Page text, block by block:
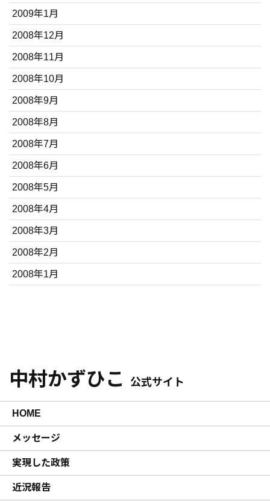
2009年1月
2008年12月
2008年11月
2008年10月
2008年9月
2008年8月
2008年7月
2008年6月
2008年5月
2008年4月
2008年3月
2008年2月
2008年1月
中村かずひこ 公式サイト
HOME
メッセージ
実現した政策
近況報告